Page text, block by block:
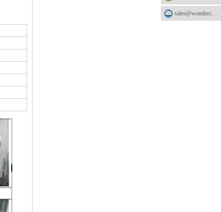
sales@wonderchemical.com